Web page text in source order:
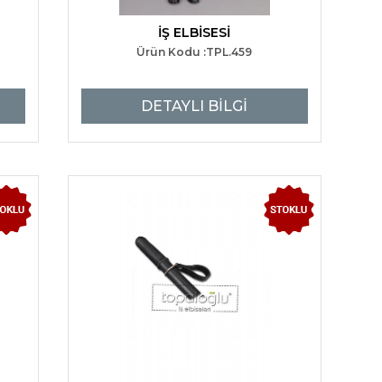
İŞ ELBİSESİ
Ürün Kodu :TPL.459
DETAYLI BİLGİ